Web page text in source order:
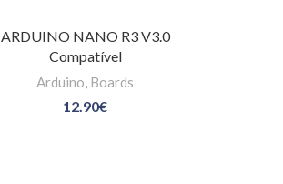
ARDUINO NANO R3 V3.0
Compatível
Arduino, Boards
12.90€